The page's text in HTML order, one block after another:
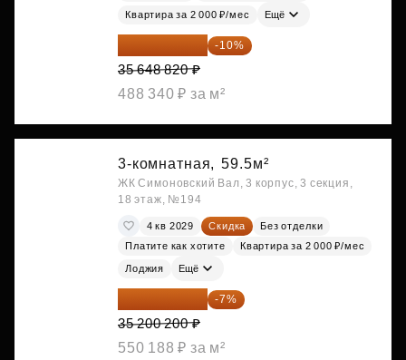
Квартира за 2 000 ₽/мес Ещё
32 083 938 ₽ -10%
35 648 820 ₽
488 340 ₽ за м²
3-комнатная, 59.5м²
ЖК Симоновский Вал, 3 корпус, 3 секция,
18 этаж, №194
4 кв 2029 Скидка
Без отделки
Платите как хотите
Квартира за 2 000 ₽/мес
Лоджия Ещё
32 736 186 ₽ -7%
35 200 200 ₽
550 188 ₽ за м²